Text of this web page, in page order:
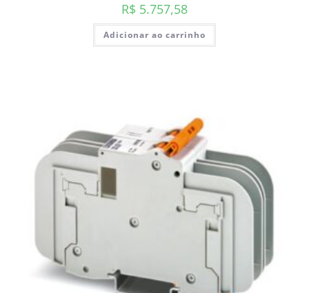
R$ 5.757,58
Adicionar ao carrinho